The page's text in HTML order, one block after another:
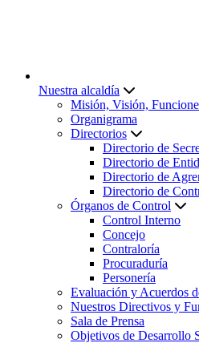
Nuestra alcaldía
Misión, Visión,
Organigrama
Directorios
Directorio de
Directorio de
Directorio de
Directorio de
Órganos de Control
Control Interno
Concejo
Contraloría
Procuraduría
Personería
Evaluación y Acuerdos
Nuestros Directivos y
Sala de Prensa
Objetivos de Desarrollo